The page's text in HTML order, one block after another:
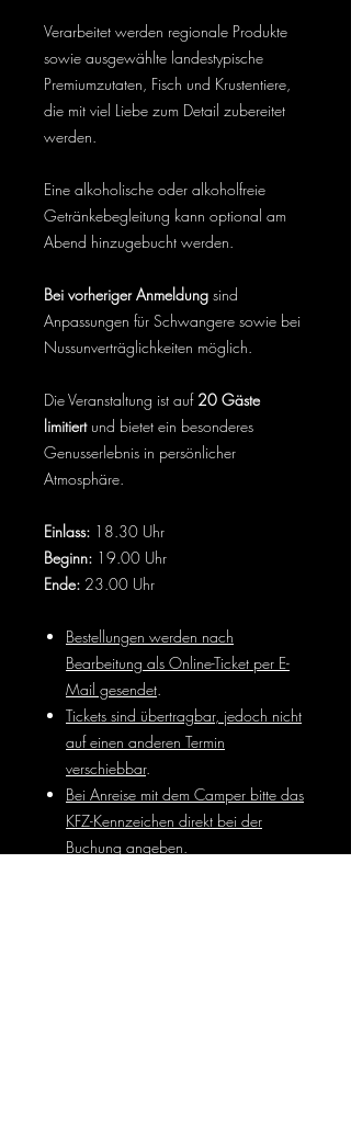
Verarbeitet werden regionale Produkte
sowie ausgewählte landestypische
Premiumzutaten, Fisch und Krustentiere,
die mit viel Liebe zum Detail zubereitet
werden.
Eine alkoholische oder alkoholfreie
Getränkebegleitung kann optional am
Abend hinzugebucht werden.
Bei vorheriger Anmeldung sind
Anpassungen für Schwangere sowie bei
Nussunverträglichkeiten möglich.
Die Veranstaltung ist auf 20 Gäste
limitiert und bietet ein besonderes
Genusserlebnis in persönlicher
Atmosphäre.
Einlass: 18.30 Uhr
Beginn: 19.00 Uhr
Ende: 23.00 Uhr
Bestellungen werden nach
Bearbeitung als Online-Ticket per E-
Mail gesendet.
Tickets sind übertragbar, jedoch nicht
auf einen anderen Termin
verschiebbar.
Bei Anreise mit dem Camper bitte das
KFZ-Kennzeichen direkt bei der
Buchung angeben.